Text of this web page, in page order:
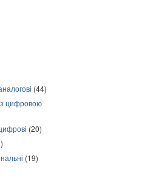
(44)
цифровою
(20)
(19)